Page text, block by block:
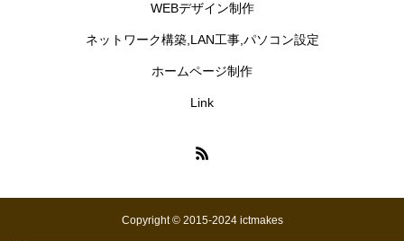
WEBデザイン制作
ネットワーク構築,LAN工事,パソコン設定
ホームページ制作
Link
Copyright © 2015-2024 ictmakes